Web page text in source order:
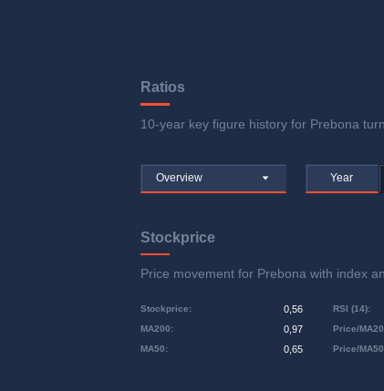
Ratios
10-year key figure history for Prebona
Overview Year
Stockprice
Price movement for Prebona with index
Stockprice: 0,56
MA50: 0,65
MA200: 0,97 Price/
RSI (14):
Price/MA50